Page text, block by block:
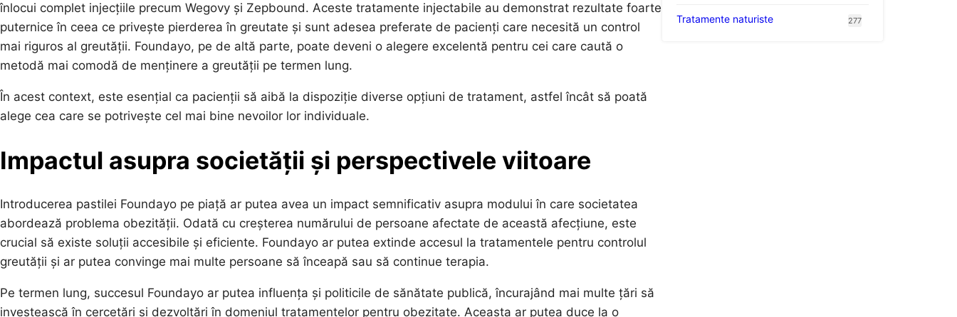
înlocui complet injecțiile precum Wegovy și Zepbound. Aceste tratamente injectabile au demonstrat rezultate foarte
puternice în ceea ce privește pierderea în greutate și sunt adesea preferate de pacienți care necesită un control
mai riguros al greutății. Foundayo, pe de altă parte, poate deveni o alegere excelentă pentru cei care caută o
metodă mai comodă de menținere a greutății pe termen lung.
În acest context, este esențial ca pacienții să aibă la dispoziție diverse opțiuni de tratament, astfel încât să poată
alege cea care se potrivește cel mai bine nevoilor lor individuale.
Impactul asupra societății și perspectivele viitoare
Introducerea pastilei Foundayo pe piață ar putea avea un impact semnificativ asupra modului în care societatea
abordează problema obezității. Odată cu creșterea numărului de persoane afectate de această afecțiune, este
crucial să existe soluții accesibile și eficiente. Foundayo ar putea extinde accesul la tratamentele pentru controlul
greutății și ar putea convinge mai multe persoane să înceapă sau să continue terapia.
Pe termen lung, succesul Foundayo ar putea influența și politicile de sănătate publică, încurajând mai multe țări să
investească în cercetări și dezvoltări în domeniul tratamentelor pentru obezitate. Aceasta ar putea duce la o
Tratamente naturiste 277